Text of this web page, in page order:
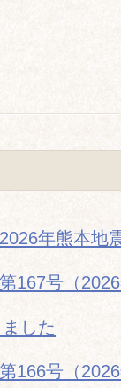
年熊本地
167号（
した
166号（